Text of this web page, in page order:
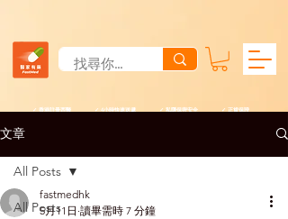
✓ 香港註冊西醫 ✓ 4小時快速送遞 ✓ 私隱保密安全 ✓ 正貨保證
文章
All Posts
All Posts
fastmedhk
5月11日 讀畢需時 7 分鐘